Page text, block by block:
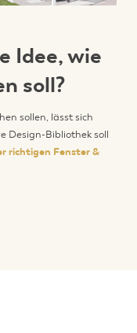
Idee, wie
soll?
sollen, lässt sich
Design-Bibliothek soll
richtigen Fenster &